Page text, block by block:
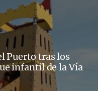
Puerto tras los
infantil de la Vía